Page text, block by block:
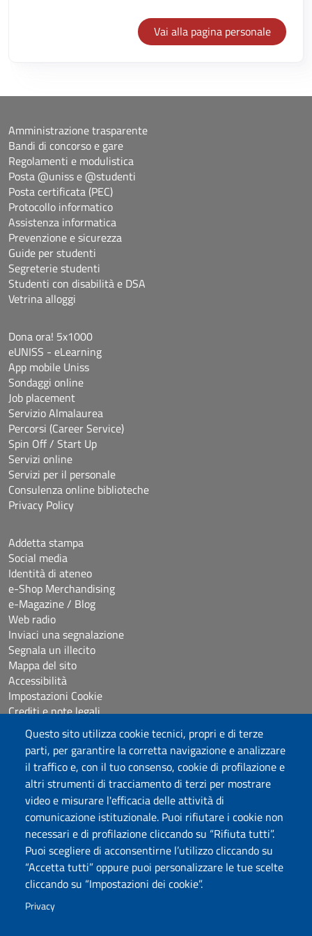
Questo sito utilizza cookie tecnici, propri e di terze
parti, per garantire la corretta navigazione e analizzare
il traffico e, con il tuo consenso, cookie di profilazione e
altri strumenti di tracciamento di terzi per mostrare
video e misurare l'efficacia delle attività di
comunicazione istituzionale. Puoi rifiutare i cookie non
necessari e di profilazione cliccando su “Rifiuta tutti”.
Puoi scegliere di acconsentirne l’utilizzo cliccando su
“Accetta tutti” oppure puoi personalizzare le tue scelte
cliccando su “Impostazioni dei cookie”.
Privacy
Vai alla pagina personale
Università degli Studi di Sassari
Piazza Università 21, Sassari
Tel.: 800 882994 (Orientamento studenti)
RETTORE:rettore@uniss.it
PEC:protocollo@pec.uniss.it
URP:urp@uniss.it
Amministrazione trasparente
Bandi di concorso e gare
Regolamenti e modulistica
Posta @uniss e @studenti
Posta certificata (PEC)
Protocollo informatico
Assistenza informatica
Prevenzione e sicurezza
Guide per studenti
Segreterie studenti
Studenti con disabilità e DSA
Vetrina alloggi
Dona ora! 5x1000
eUNISS - eLearning
App mobile Uniss
Sondaggi online
Job placement
Servizio Almalaurea
Percorsi (Career Service)
Spin Off / Start Up
Servizi online
Servizi per il personale
Consulenza online biblioteche
Privacy Policy
Addetta stampa
Social media
Identità di ateneo
e-Shop Merchandising
e-Magazine / Blog
Web radio
Inviaci una segnalazione
Segnala un illecito
Mappa del sito
Accessibilità
Impostazioni Cookie
Crediti e note legali
Seguici su
Chatta con noi